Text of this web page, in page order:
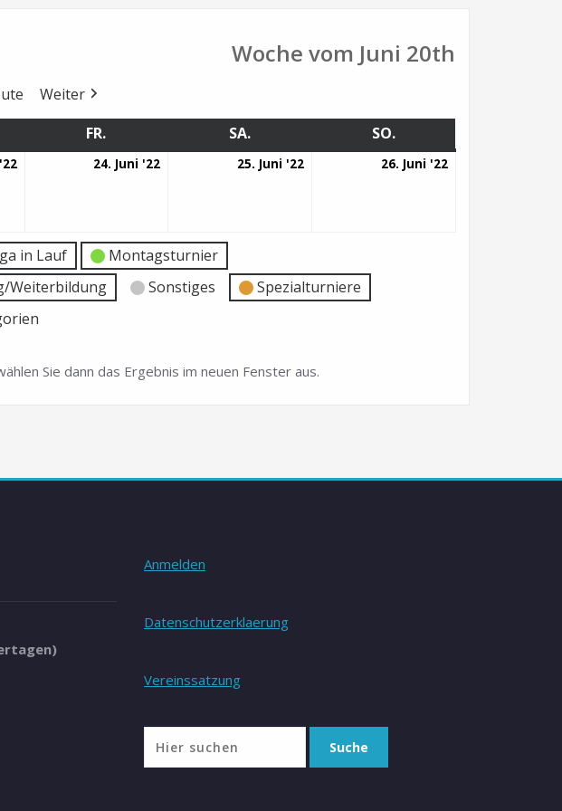
Woche vom Juni 20th
Weiter
FR. SA.SAMSTAG SO.SONNTAG
24. Juni '22 25. Juni '22 26. Juni '22
in Lauf
Montagsturnier
Weiterbildung Sonstiges
Spezialturniere
Sie dann das Ergebnis im neuen Fenster aus.
Anmelden
Datenschutzerklaerung
Vereinssatzung